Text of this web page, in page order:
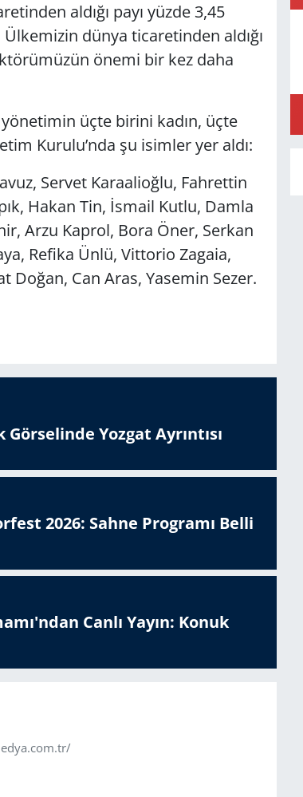
aldığı payı yüzde 3,45
dünya ticaretinden aldığı
önemi bir kez daha
üçte birini kadın, üçte
Kurulu’nda şu isimler yer aldı:
Servet Karaalioğlu, Fahrettin
Hakan Tin, İsmail Kutlu, Damla
Arzu Kaprol, Bora Öner, Serkan
Refika Ünlü, Vittorio Zagaia,
Doğan, Can Aras, Yasemin Sezer.
Yozgat Ayrıntısı
2026: Sahne Programı Belli
Canlı Yayın: Konuk